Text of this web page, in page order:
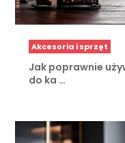
Akcesoria i sprzęt
Jak poprawnie
do ka …